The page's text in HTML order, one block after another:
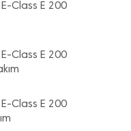
Class E 200
Class E 200
Class E 200